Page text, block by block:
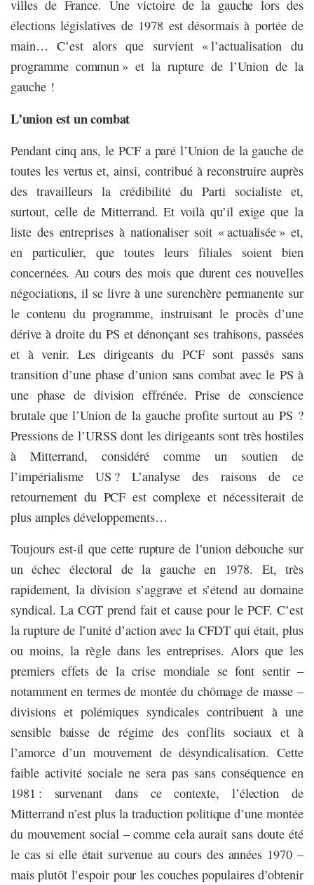
villes de France. Une victoire de la gauche lors des
élections législatives de 1978 est désormais à portée de
main… C’est alors que survient « l’actualisation du
programme commun » et la rupture de l’Union de la
gauche !
L’union est un combat
Pendant cinq ans, le PCF a paré l’Union de la gauche de
toutes les vertus et, ainsi, contribué à reconstruire auprès
des travailleurs la crédibilité du Parti socialiste et,
surtout, celle de Mitterrand. Et voilà qu’il exige que la
liste des entreprises à nationaliser soit « actualisée » et,
en particulier, que toutes leurs filiales soient bien
concernées. Au cours des mois que durent ces nouvelles
négociations, il se livre à une surenchère permanente sur
le contenu du programme, instruisant le procès d’une
dérive à droite du PS et dénonçant ses trahisons, passées
et à venir. Les dirigeants du PCF sont passés sans
transition d’une phase d’union sans combat avec le PS à
une phase de division effrénée. Prise de conscience
brutale que l’Union de la gauche profite surtout au PS ?
Pressions de l’URSS dont les dirigeants sont très hostiles
à Mitterrand, considéré comme un soutien de
l’impérialisme US ? L’analyse des raisons de ce
retournement du PCF est complexe et nécessiterait de
plus amples développements…
Toujours est-il que cette rupture de l’union débouche sur
un échec électoral de la gauche en 1978. Et, très
rapidement, la division s’aggrave et s’étend au domaine
syndical. La CGT prend fait et cause pour le PCF. C’est
la rupture de l’unité d’action avec la CFDT qui était, plus
ou moins, la règle dans les entreprises. Alors que les
premiers effets de la crise mondiale se font sentir –
notamment en termes de montée du chômage de masse –
divisions et polémiques syndicales contribuent à une
sensible baisse de régime des conflits sociaux et à
l’amorce d’un mouvement de désyndicalisation. Cette
faible activité sociale ne sera pas sans conséquence en
1981 : survenant dans ce contexte, l’élection de
Mitterrand n’est plus la traduction politique d’une montée
du mouvement social – comme cela aurait sans doute été
le cas si elle était survenue au cours des années 1970 –
mais plutôt l’espoir pour les couches populaires d’obtenir